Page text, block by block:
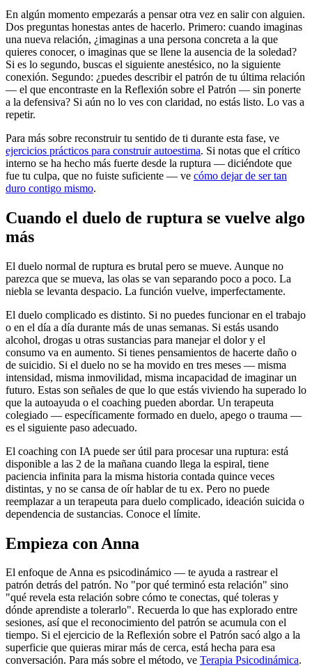
En algún momento empezarás a pensar otra vez en salir con alguien.
Dos preguntas honestas antes de hacerlo. Primero: cuando imaginas
una nueva relación, ¿imaginas a una persona concreta a la que
quieres conocer, o imaginas que se llene la ausencia de la soledad?
Si es lo segundo, buscas el siguiente anestésico, no la siguiente
conexión. Segundo: ¿puedes describir el patrón de tu última relación
— el que encontraste en la Reflexión sobre el Patrón — sin ponerte
a la defensiva? Si aún no lo ves con claridad, no estás listo. Lo vas a
repetir.
Para más sobre reconstruir tu sentido de ti durante esta fase, ve
ejercicios prácticos para construir autoestima. Si notas que el crítico
interno se ha hecho más fuerte desde la ruptura — diciéndote que
fue tu culpa, que no fuiste suficiente — ve cómo dejar de ser tan
duro contigo mismo.
Cuando el duelo de ruptura se vuelve algo
más
El duelo normal de ruptura es brutal pero se mueve. Aunque no
parezca que se mueva, las olas se van separando poco a poco. La
niebla se levanta despacio. La función vuelve, imperfectamente.
El duelo complicado es distinto. Si no puedes funcionar en el trabajo
o en el día a día durante más de unas semanas. Si estás usando
alcohol, drogas u otras sustancias para manejar el dolor y el
consumo va en aumento. Si tienes pensamientos de hacerte daño o
de suicidio. Si el duelo no se ha movido en tres meses — misma
intensidad, misma inmovilidad, misma incapacidad de imaginar un
futuro. Estas son señales de que lo que estás viviendo ha superado lo
que la autoayuda o el coaching pueden abordar. Un terapeuta
colegiado — específicamente formado en duelo, apego o trauma —
es el siguiente paso adecuado.
El coaching con IA puede ser útil para procesar una ruptura: está
disponible a las 2 de la mañana cuando llega la espiral, tiene
paciencia infinita para la misma historia contada quince veces
distintas, y no se cansa de oír hablar de tu ex. Pero no puede
reemplazar a un terapeuta para duelo complicado, ideación suicida o
dependencia de sustancias. Conoce el límite.
Empieza con Anna
El enfoque de Anna es psicodinámico — te ayuda a rastrear el
patrón detrás del patrón. No "por qué terminó esta relación" sino
"qué revela esta relación sobre cómo te conectas, qué toleras y
dónde aprendiste a tolerarlo". Recuerda lo que has explorado entre
sesiones, así que el reconocimiento del patrón se acumula con el
tiempo. Si el ejercicio de la Reflexión sobre el Patrón sacó algo a la
superficie que quieras mirar más de cerca, está hecha para esa
conversación. Para más sobre el método, ve Terapia Psicodinámica.